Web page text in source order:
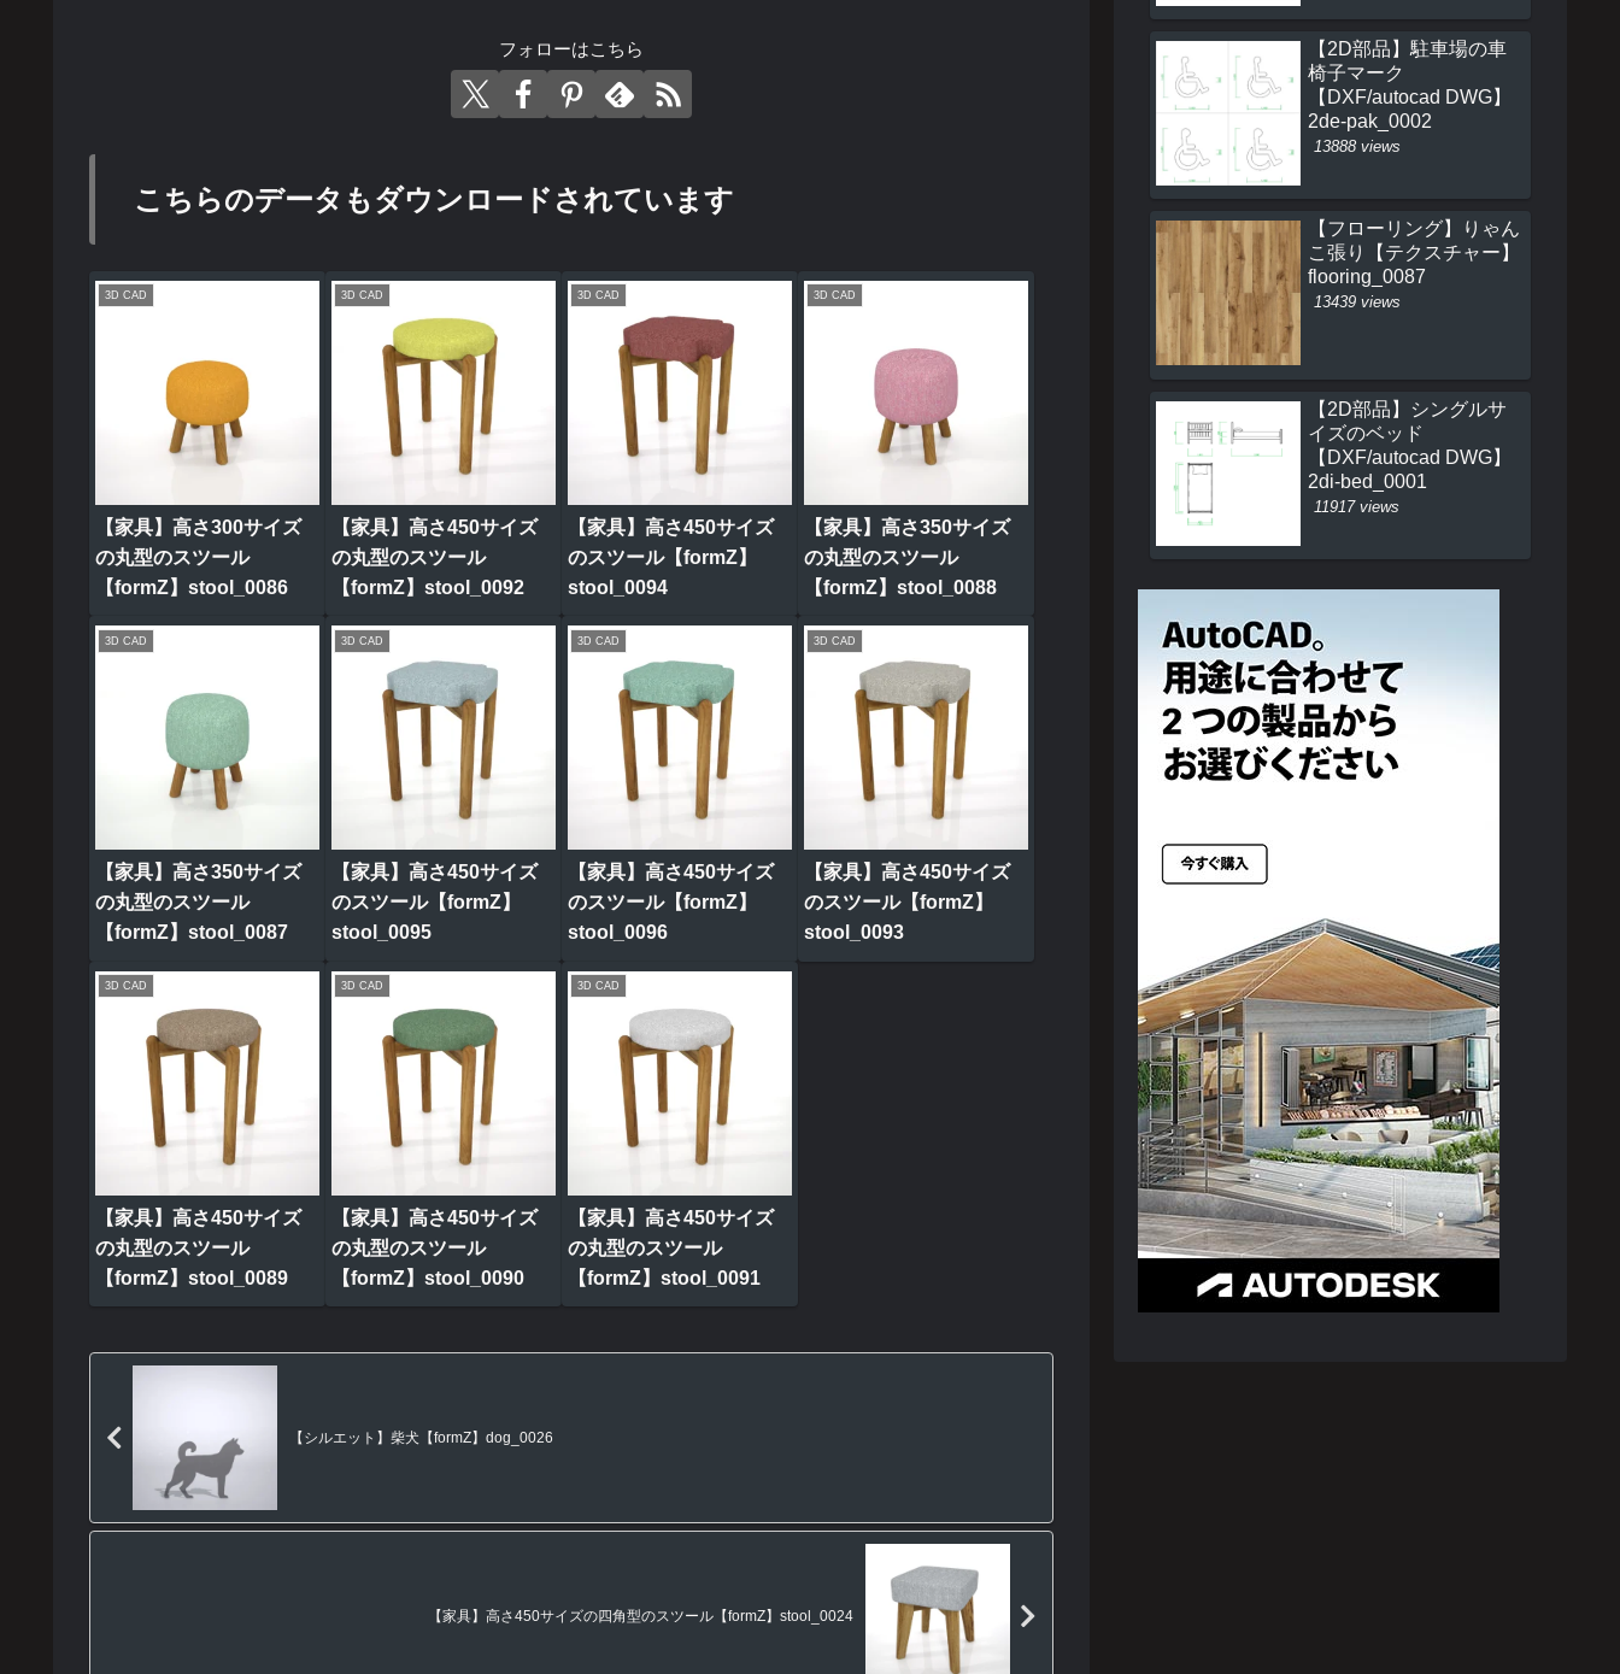
フォローはこちら
こちらのデータもダウンロードされています
3D CAD
【家具】高さ300サイズ
の丸型のスツール
【formZ】stool_0086
3D CAD
【家具】高さ450サイズ
の丸型のスツール
【formZ】stool_0092
3D CAD
【家具】高さ450サイズ
のスツール【formZ】
stool_0094
3D CAD
【家具】高さ350サイズ
の丸型のスツール
【formZ】stool_0088
3D CAD
【家具】高さ350サイズ
の丸型のスツール
【formZ】stool_0087
3D CAD
【家具】高さ450サイズ
のスツール【formZ】
stool_0095
3D CAD
【家具】高さ450サイズ
のスツール【formZ】
stool_0096
3D CAD
【家具】高さ450サイズ
のスツール【formZ】
stool_0093
3D CAD
【家具】高さ450サイズ
の丸型のスツール
【formZ】stool_0089
3D CAD
【家具】高さ450サイズ
の丸型のスツール
【formZ】stool_0090
3D CAD
【家具】高さ450サイズ
の丸型のスツール
【formZ】stool_0091
【シルエット】柴犬【formZ】dog_0026
【家具】高さ450サイズの四角型のスツール【formZ】stool_0024
【2D部品】駐車場の車
椅子マーク
【DXF/autocad DWG】
2de-pak_0002
13888 views
【フローリング】りゃん
こ張り【テクスチャー】
flooring_0087
13439 views
【2D部品】シングルサ
イズのベッド
【DXF/autocad DWG】
2di-bed_0001
11917 views